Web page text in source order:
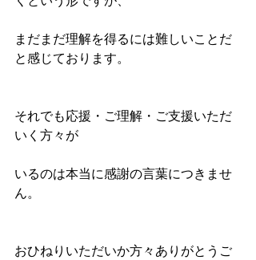
まだまだ理解を得るには難しいことだ
と感じております。
それでも応援・ご理解・ご支援いただ
いく方々が
いるのは本当に感謝の言葉につきませ
ん。
おひねりいただいか方々ありがとうご